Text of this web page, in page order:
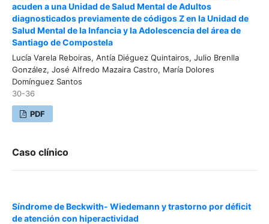
acuden a una Unidad de Salud Mental de Adultos
diagnosticados previamente de códigos Z en la Unidad de
Salud Mental de la Infancia y la Adolescencia del área de
Santiago de Compostela
Lucía Varela Reboiras, Antía Diéguez Quintairos, Julio Brenlla
González, José Alfredo Mazaira Castro, María Dolores
Domínguez Santos
30-36
PDF
Caso clínico
Síndrome de Beckwith- Wiedemann y trastorno por déficit
de atención con hiperactividad